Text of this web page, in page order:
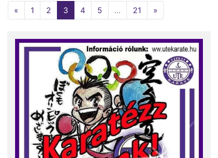
« 1 2 3 (current)
4 5 … 21 »